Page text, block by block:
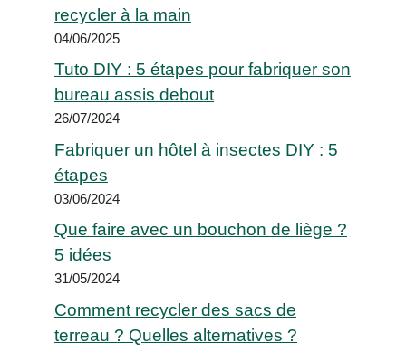
recycler à la main
04/06/2025
Tuto DIY : 5 étapes pour fabriquer son
bureau assis debout
26/07/2024
Fabriquer un hôtel à insectes DIY : 5
étapes
03/06/2024
Que faire avec un bouchon de liège ?
5 idées
31/05/2024
Comment recycler des sacs de
terreau ? Quelles alternatives ?